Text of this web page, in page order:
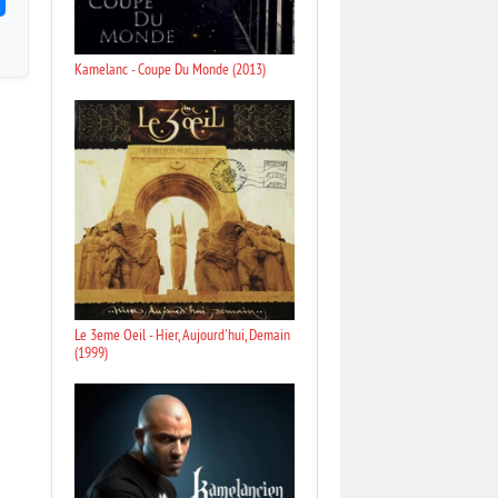
Kamelanc - Coupe Du Monde (2013)
Le 3eme Oeil - Hier, Aujourd'hui, Demain
(1999)